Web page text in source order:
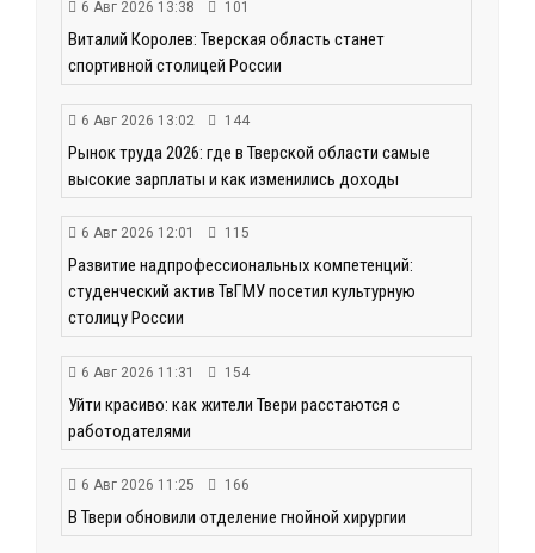
6 Авг 2026 13:38 101
Виталий Королев: Тверская область станет
спортивной столицей России
6 Авг 2026 13:02 144
Рынок труда 2026: где в Тверской области самые
высокие зарплаты и как изменились доходы
6 Авг 2026 12:01 115
Развитие надпрофессиональных компетенций:
студенческий актив ТвГМУ посетил культурную
столицу России
6 Авг 2026 11:31 154
Уйти красиво: как жители Твери расстаются с
работодателями
6 Авг 2026 11:25 166
В Твери обновили отделение гнойной хирургии